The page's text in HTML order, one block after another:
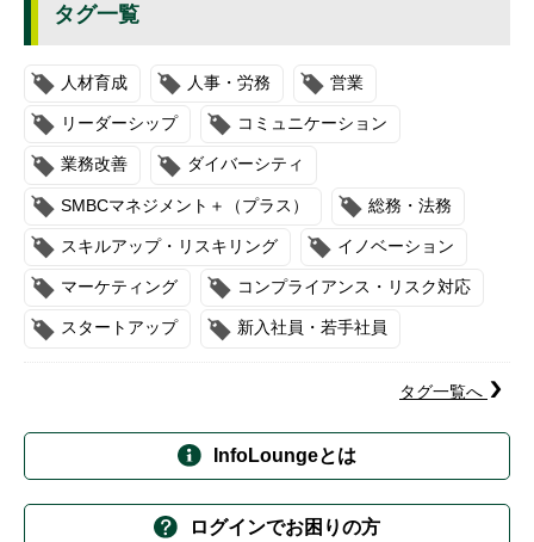
タグ一覧
人材育成 人事・労務 営業
リーダーシップ コミュニケーション
業務改善 ダイバーシティ
SMBCマネジメント＋（プラス） 総務・法務
スキルアップ・リスキリング イノベーション
マーケティング コンプライアンス・リスク対応
スタートアップ 新入社員・若手社員
タグ一覧へ
InfoLoungeとは
ログインでお困りの方